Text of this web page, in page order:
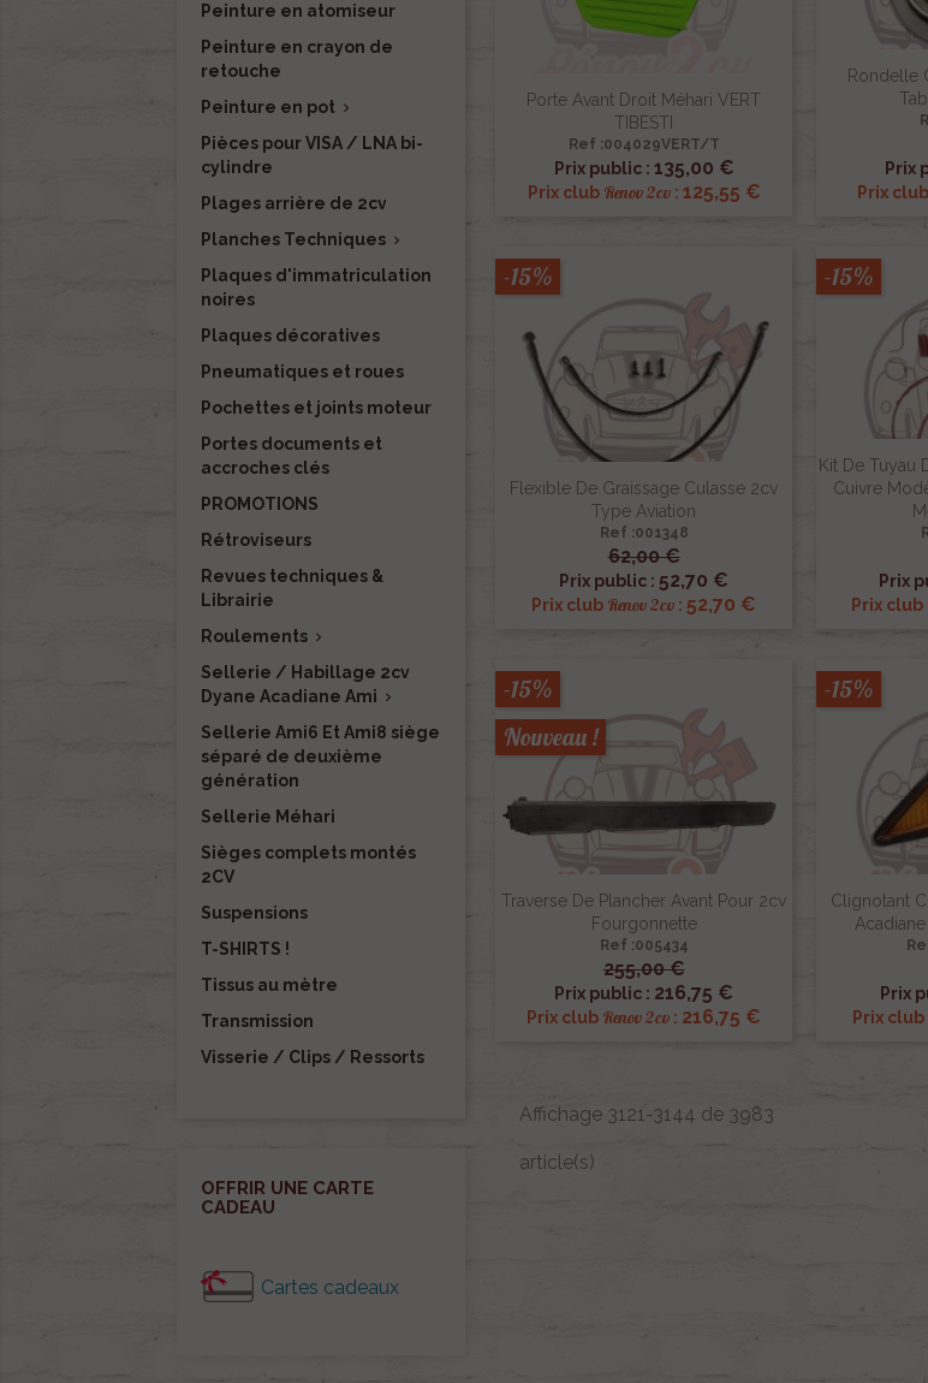
Peinture en atomiseur
Peinture en crayon de
retouche
Peinture en pot 
Pièces pour VISA / LNA bi-
cylindre
Plages arrière de 2cv
Planches Techniques 
Plaques d'immatriculation
noires
Plaques décoratives
Pneumatiques et roues
Pochettes et joints moteur
Portes documents et
accroches clés
PROMOTIONS
Rétroviseurs
Revues techniques &
Librairie
Roulements 
Sellerie / Habillage 2cv
Dyane Acadiane Ami 
Sellerie Ami6 Et Ami8 siège
séparé de deuxième
génération
Sellerie Méhari
Sièges complets montés
2CV
Suspensions
T-SHIRTS !
Tissus au mètre
Transmission
Visserie / Clips / Ressorts
OFFRIR UNE CARTE
CADEAU
Cartes cadeaux
Porte Avant Droit Méhari VERT
TIBESTI
Ref :004029VERT/T
Prix public : 135,00 €
Prix club Renov 2cv: 125,55 €
 Aperçu rapide
Rondelle
Prix
Prix club

Flexible De Graissage Culasse 2cv
Type Aviation
Ref :001348
62,00 €
Prix public : 52,70 €
Prix club Renov 2cv : 52,70 €
-15%
 Aperçu rapide
Kit De Tuyau
Cuivre
Prix
Prix club
-15%

Traverse De Plancher Avant Pour 2cv
Fourgonnette
Ref :005434
255,00 €
Prix public : 216,75 €
Prix club Renov 2cv : 216,75 €
-15%
Nouveau !
 Aperçu rapide
Clignotant
Prix
Prix club
-15%

Affichage 3121-3144 de 3983
article(s)